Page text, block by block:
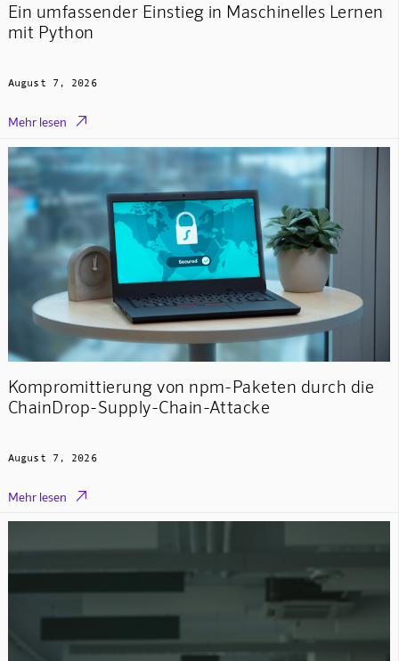
Ein umfassender Einstieg in Maschinelles Lernen
mit Python
August 7, 2026
Mehr lesen 
Kompromittierung von npm-Paketen durch die
ChainDrop-Supply-Chain-Attacke
August 7, 2026
Mehr lesen 